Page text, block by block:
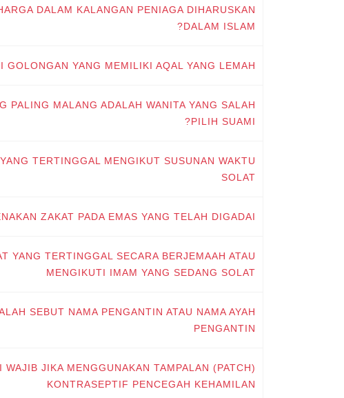
DALAM KALANGAN PENIAGA DIHARUSKAN
DALAM ISLAM?
YANG MEMILIKI AQAL YANG LEMAH
PALING MALANG ADALAH WANITA YANG SALAH
PILIH SUAMI?
TERTINGGAL MENGIKUT SUSUNAN WAKTU
SOLAT
ZAKAT PADA EMAS YANG TELAH DIGADAI
YANG TERTINGGAL SECARA BERJEMAAH ATAU
MENGIKUTI IMAM YANG SEDANG SOLAT
SEBUT NAMA PENGANTIN ATAU NAMA AYAH
PENGANTIN
JIKA MENGGUNAKAN TAMPALAN (PATCH)
KONTRASEPTIF PENCEGAH KEHAMILAN